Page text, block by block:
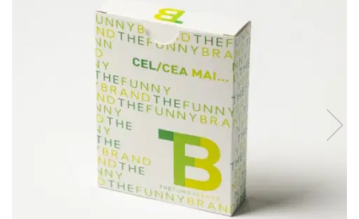
Kituri de siguranta pentru copii si
Poarta siguranta copii
Deflectoare pentru aer conditionat
Protectii exterior
Casti antifonice pentru copii si